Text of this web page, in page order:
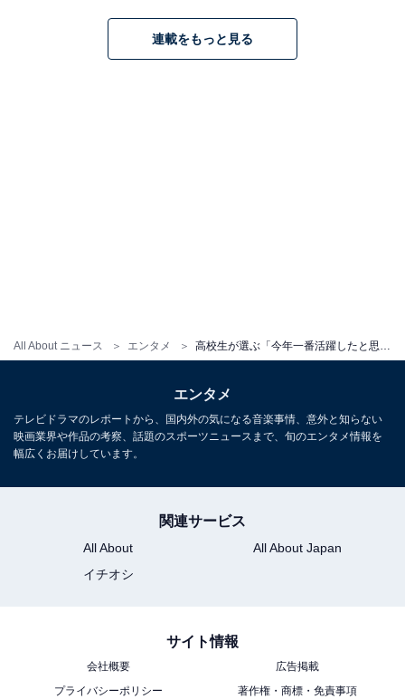
All About ニュース エンタメ
1位は、俳優の菅田将暉さんです。同じく俳優の小松菜
は、「映画やコントドラマをやったりアーティストとし
てもだし全方面で活躍していたと思う。（高3男子）」
「男女ともから人気でご結婚もされたから（高1女
連載をもっと見る
エンタメ
テレビドラマのレポートから、国内外の気になる音楽事情、意外と知らない
映画業界や作品の考察、話題のスポーツニュースまで、旬のエンタメ情報を
幅広くお届けしています。
関連サービス
All About
All About Japan
イチオシ
サイト情報
会社概要
広告掲載
プライバシーポリシー
著作権・商標・免責事項